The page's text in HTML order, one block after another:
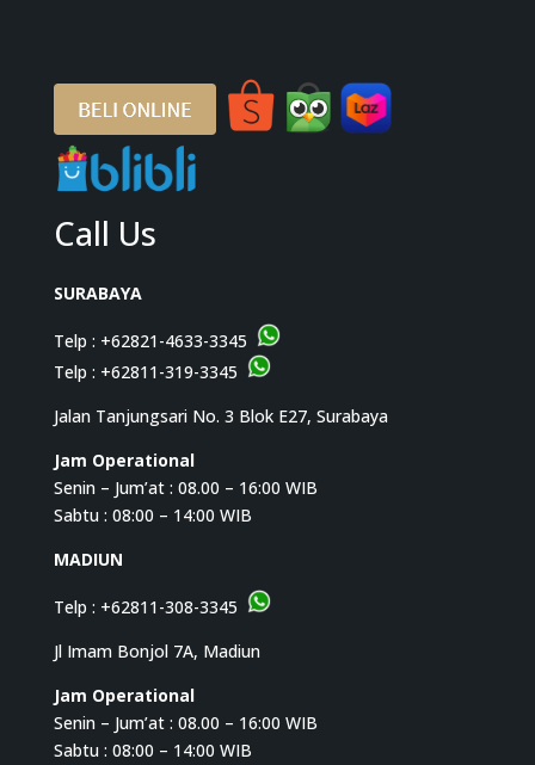
Call Us
SURABAYA
Telp : +62821-4633-3345
Telp : +62811-319-3345
Jalan Tanjungsari No. 3 Blok E27, Surabaya
Jam Operational
Senin – Jum’at : 08.00 – 16:00 WIB
Sabtu : 08:00 – 14:00 WIB
MADIUN
Telp : +62811-308-3345
Jl Imam Bonjol 7A, Madiun
Jam Operational
Senin – Jum’at : 08.00 – 16:00 WIB
Sabtu : 08:00 – 14:00 WIB